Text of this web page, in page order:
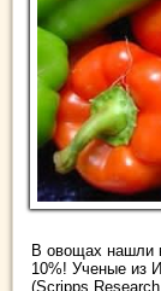
В овощах нашли
10%! Ученые из
(Scripps